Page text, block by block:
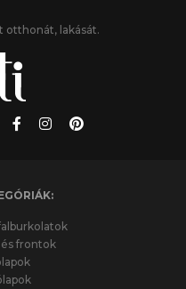
lakását.
és frontok